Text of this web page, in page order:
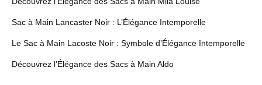
Sac à Main Lancaster Noir : L’Élégance Intemporelle
Le Sac à Main Lacoste Noir : Symbole d’Élégance Intemporelle
Découvrez l’Élégance des Sacs à Main Aldo